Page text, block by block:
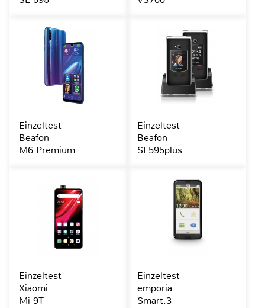
Einzeltest
Beafon
M6 Premium
Einzeltest
Beafon
SL595plus
Einzeltest
Xiaomi
Mi 9T
Einzeltest
emporia
Smart.3